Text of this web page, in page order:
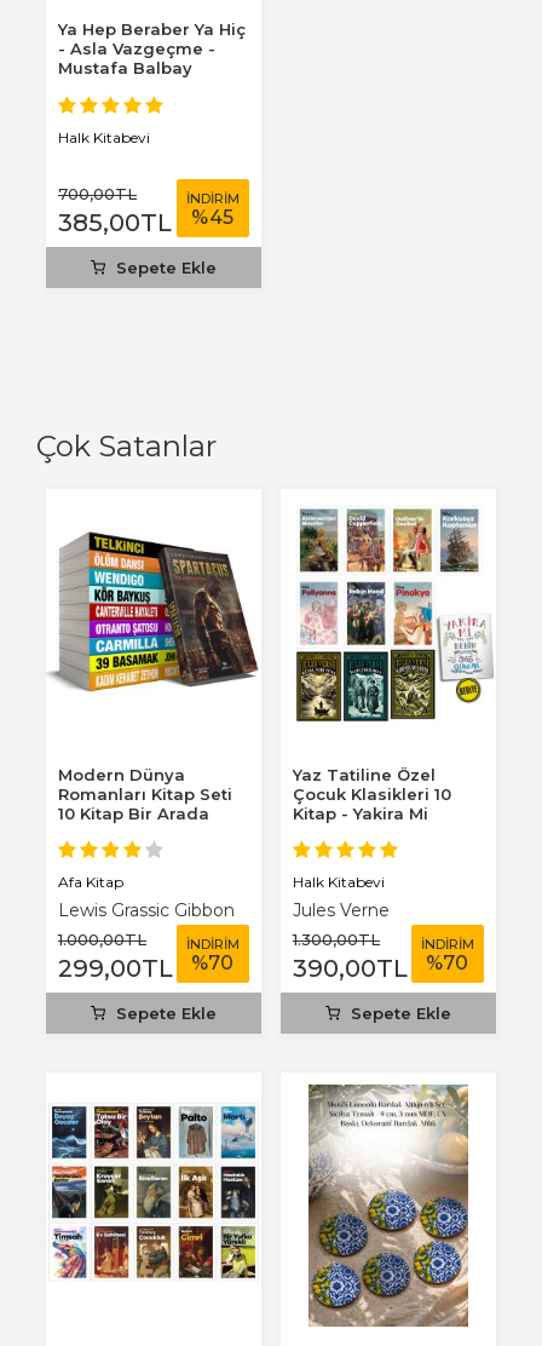
Çok Satanlar
Modern Dünya
Romanları Kitap Seti
10 Kitap Bir Arada
Afa Kitap
Lewis Grassic Gibbon
1.000,00TL
299,00TL
İNDİRİM
%70
Sepete Ekle
Yaz Tatiline Özel
Çocuk Klasikleri 10
Kitap - Yakira Mi
Halk Kitabevi
Jules Verne
1.300,00TL
390,00TL
İNDİRİM
%70
Sepete Ekle
Ya Hep Beraber Ya Hiç
- Asla Vazgeçme -
Mustafa Balbay
Halk Kitabevi
700,00TL
385,00TL
İNDİRİM
%45
Sepete Ekle